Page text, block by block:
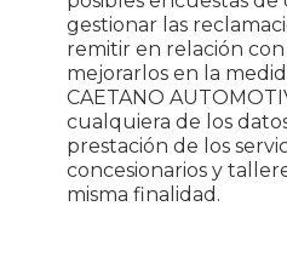
gestionar las
remitir en relación
mejorarlos en la
CAETANO
cualquiera de los
prestación de los
concesionarios y
misma finalidad.